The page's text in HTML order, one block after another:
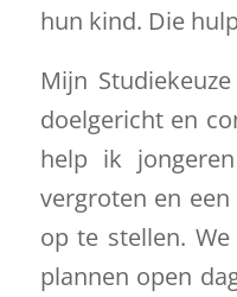
hun kind. Die
Mijn
doelgericht en
help ik
vergroten en
op te stellen.
plannen open